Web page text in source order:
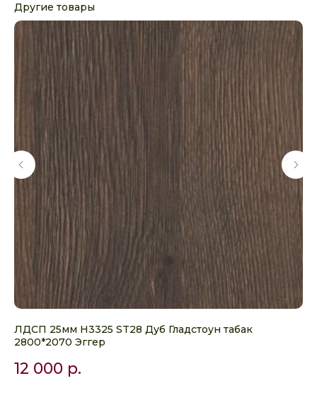
Другие товары
ЛДСП 25мм H3325 ST28 Дуб Гладстоун табак
2800*2070 Эггер
12 000 р.